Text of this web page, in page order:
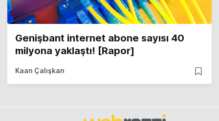
Genişbant internet abone sayısı 40
milyona yaklaştı! [Rapor]
Kaan Çalışkan